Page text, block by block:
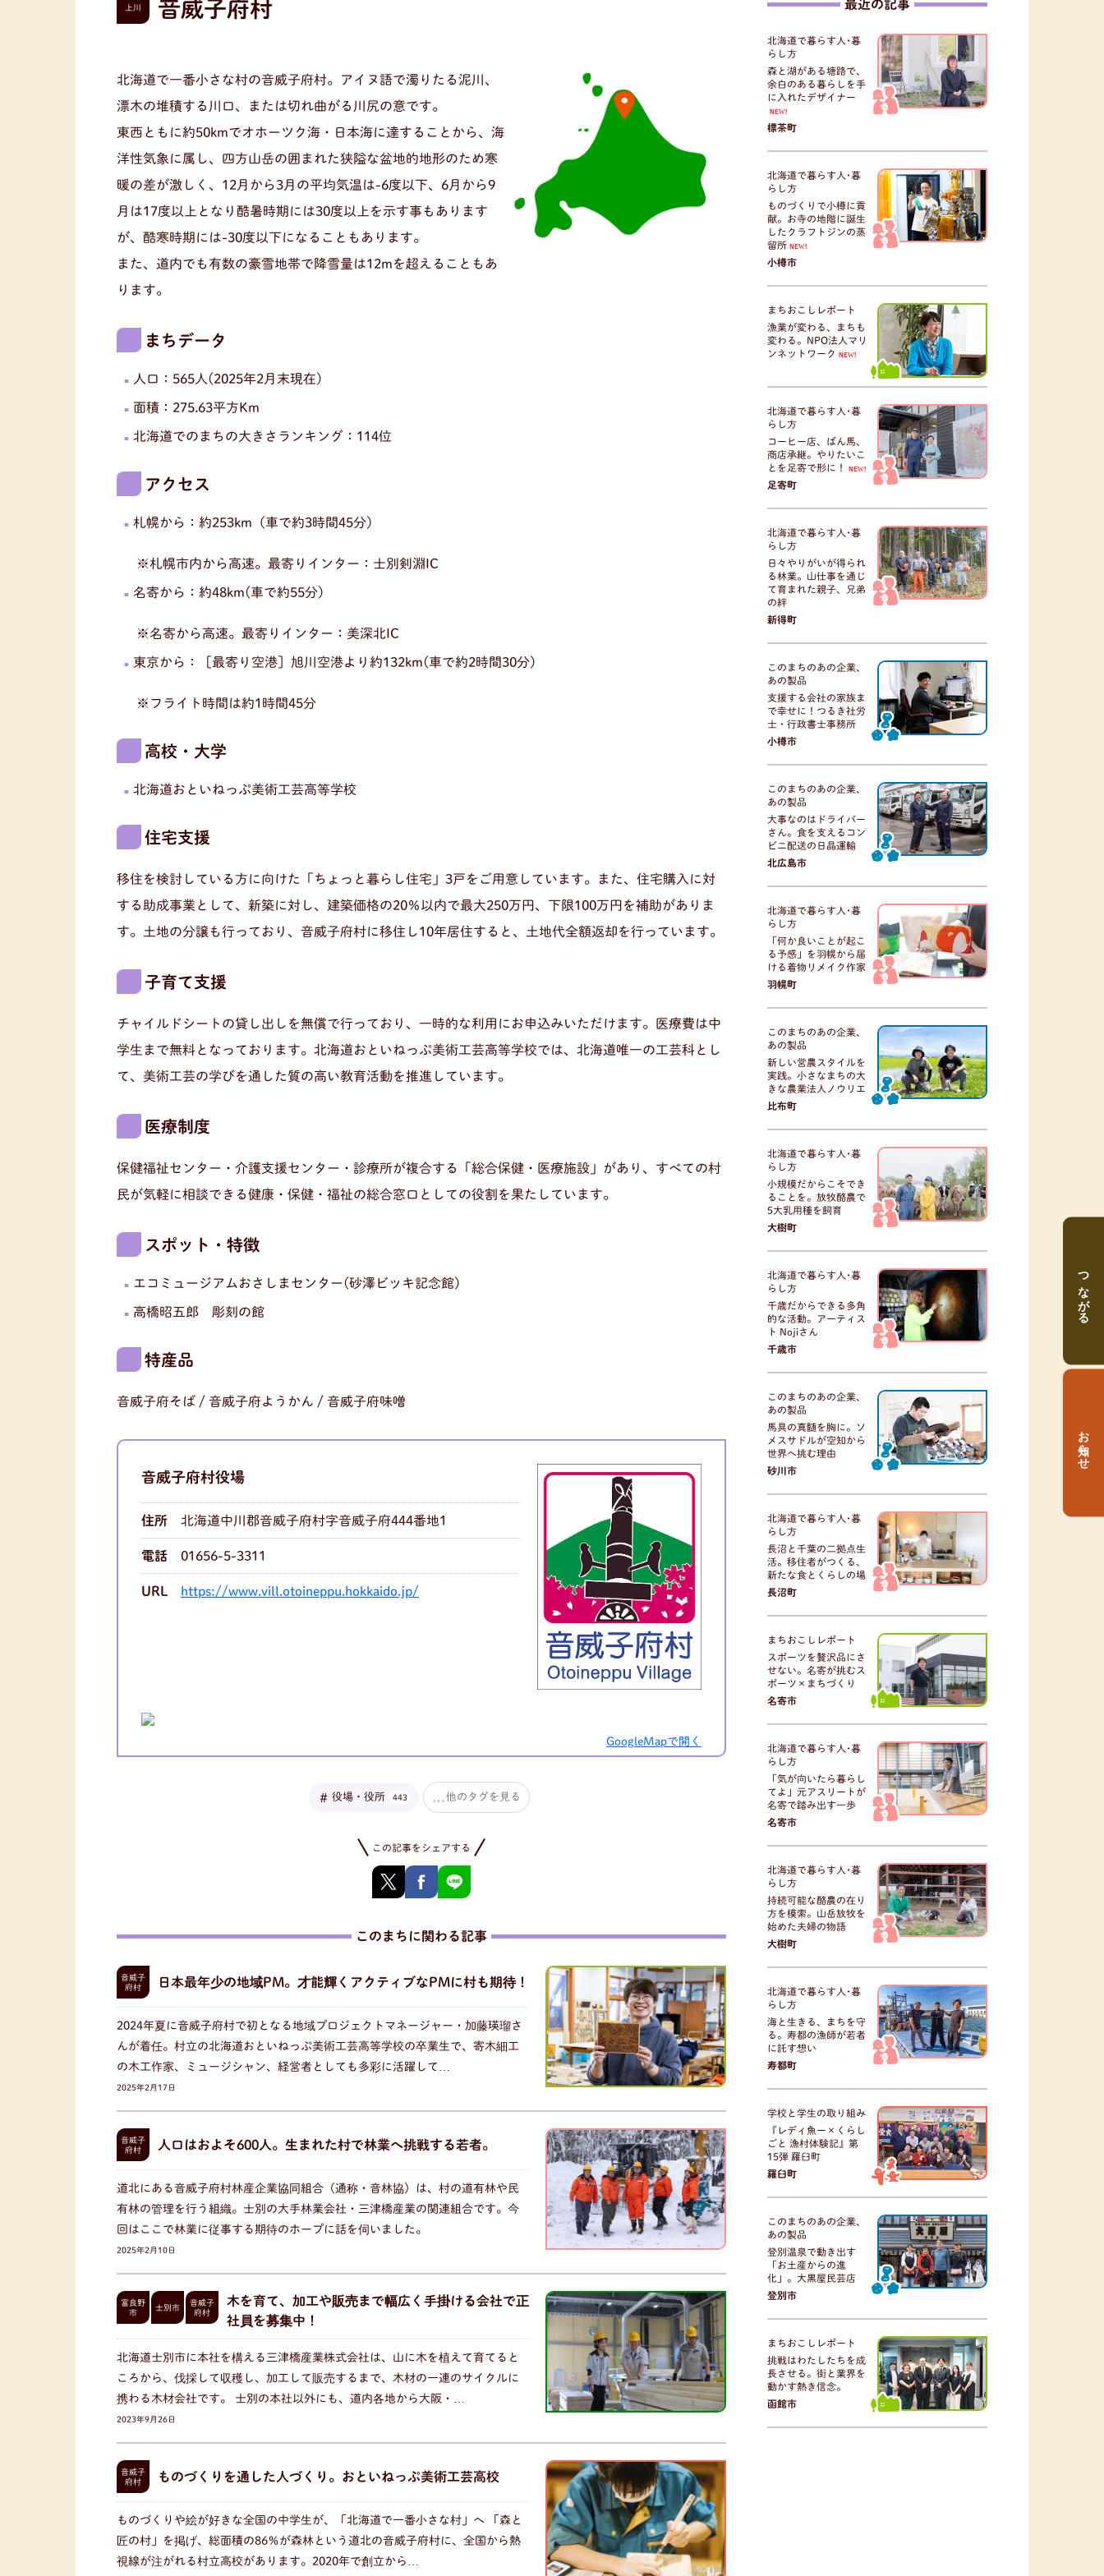
上川 音威子府村
北海道で一番小さな村の音威子府村。アイヌ語で濁りたる泥川、
漂木の堆積する川口、または切れ曲がる川尻の意です。
東西ともに約50kmでオホーツク海・日本海に達することから、海
洋性気象に属し、四方山岳の囲まれた狭隘な盆地的地形のため寒
暖の差が激しく、12月から3月の平均気温は-6度以下、6月から9
月は17度以上となり酷暑時期には30度以上を示す事もあります
が、酷寒時期には-30度以下になることもあります。
また、道内でも有数の豪雪地帯で降雪量は12mを超えることもあ
ります。
まちデータ
人口：565人(2025年2月末現在)
面積：275.63平方Km
北海道でのまちの大きさランキング：114位
アクセス
札幌から：約253km（車で約3時間45分）
※札幌市内から高速。最寄りインター：士別剣淵IC
名寄から：約48km(車で約55分)
※名寄から高速。最寄りインター：美深北IC
東京から：［最寄り空港］旭川空港より約132km(車で約2時間30分)
※フライト時間は約1時間45分
高校・大学
北海道おといねっぷ美術工芸高等学校
住宅支援
移住を検討している方に向けた「ちょっと暮らし住宅」3戸をご用意しています。また、住宅購入に対
する助成事業として、新築に対し、建築価格の20％以内で最大250万円、下限100万円を補助がありま
す。土地の分譲も行っており、音威子府村に移住し10年居住すると、土地代全額返却を行っています。
子育て支援
チャイルドシートの貸し出しを無償で行っており、一時的な利用にお申込みいただけます。医療費は中
学生まで無料となっております。北海道おといねっぷ美術工芸高等学校では、北海道唯一の工芸科とし
て、美術工芸の学びを通した質の高い教育活動を推進しています。
医療制度
保健福祉センター・介護支援センター・診療所が複合する「総合保健・医療施設」があり、すべての村
民が気軽に相談できる健康・保健・福祉の総合窓口としての役割を果たしています。
スポット・特徴
エコミュージアムおさしまセンター(砂澤ビッキ記念館)
高橋昭五郎 彫刻の館
特産品
音威子府そば / 音威子府ようかん / 音威子府味噌
音威子府村役場
住所 北海道中川郡音威子府村字音威子府444番地1
電話 01656-5-3311
URL https://www.vill.otoineppu.hokkaido.jp/
GoogleMapで開く
役場・役所 443 他のタグを見る
この記事をシェアする
このまちに関わる記事
音威子
府村
日本最年少の地域PM。才能輝くアクティブなPMに村も期待！
2024年夏に音威子府村で初となる地域プロジェクトマネージャー・加藤瑛瑠さ
んが着任。村立の北海道おといねっぷ美術工芸高等学校の卒業生で、寄木細工
の木工作家、ミュージシャン、経営者としても多彩に活躍して…
2025年2月17日
音威子
府村
人口はおよそ600人。生まれた村で林業へ挑戦する若者。
道北にある音威子府村林産企業協同組合（通称・音林協）は、村の道有林や民
有林の管理を行う組織。士別の大手林業会社・三津橋産業の関連組合です。今
回はここで林業に従事する期待のホープに話を伺いました。
2025年2月10日
富良野
市
士別市
音威子
府村
木を育て、加工や販売まで幅広く手掛ける会社で正
社員を募集中！
北海道士別市に本社を構える三津橋産業株式会社は、山に木を植えて育てると
ころから、伐採して収穫し、加工して販売するまで、木材の一連のサイクルに
携わる木材会社です。 士別の本社以外にも、道内各地から大阪・…
2023年9月26日
音威子
府村
ものづくりを通した人づくり。おといねっぷ美術工芸高校
ものづくりや絵が好きな全国の中学生が、「北海道で一番小さな村」へ 「森と
匠の村」を掲げ、総面積の86％が森林という道北の音威子府村に、全国から熱
視線が注がれる村立高校があります。2020年で創立から…
最近の記事
北海道で暮らす人･暮
らし方
森と湖がある塘路で、
余白のある暮らしを手
に入れたデザイナー
NEW!
標茶町
北海道で暮らす人･暮
らし方
ものづくりで小樽に貢
献。お寺の地階に誕生
したクラフトジンの蒸
留所 NEW!
小樽市
まちおこしレポート
漁業が変わる、まちも
変わる。NPO法人マリ
ンネットワーク
NEW!
北海道で暮らす人･暮
らし方
コーヒー店、ばん馬、
商店承継。やりたいこ
とを足寄で形に！
NEW!
足寄町
北海道で暮らす人･暮
らし方
日々やりがいが得られ
る林業。山仕事を通じ
て育まれた親子、兄弟
の絆
新得町
このまちのあの企業、
あの製品
支援する会社の家族ま
で幸せに！つるき社労
士・行政書士事務所
小樽市
このまちのあの企業、
あの製品
大事なのはドライバー
さん。食を支えるコン
ビニ配送の日晶運輸
北広島市
北海道で暮らす人･暮
らし方
「何か良いことが起こ
る予感」を羽幌から届
ける着物リメイク作家
羽幌町
このまちのあの企業、
あの製品
新しい営農スタイルを
実践。小さなまちの大
きな農業法人ノウリエ
比布町
北海道で暮らす人･暮
らし方
小規模だからこそでき
ることを。放牧酪農で
5大乳用種を飼育
大樹町
北海道で暮らす人･暮
らし方
千歳だからできる多角
的な活動。アーティス
ト Nojiさん
千歳市
このまちのあの企業、
あの製品
馬具の真髄を胸に。ソ
メスサドルが空知から
世界へ挑む理由
砂川市
北海道で暮らす人･暮
らし方
長沼と千葉の二拠点生
活。移住者がつくる、
新たな食とくらしの場
長沼町
まちおこしレポート
スポーツを贅沢品にさ
せない。名寄が挑むス
ポーツ×まちづくり
名寄市
北海道で暮らす人･暮
らし方
「気が向いたら暮らし
てよ」元アスリートが
名寄で踏み出す一歩
名寄市
北海道で暮らす人･暮
らし方
持続可能な酪農の在り
方を模索。山岳放牧を
始めた夫婦の物語
大樹町
北海道で暮らす人･暮
らし方
海と生きる、まちを守
る。寿都の漁師が若者
に託す想い
寿都町
学校と学生の取り組み
『レディ魚ー×くらし
ごと 漁村体験記』第
15弾 羅臼町
羅臼町
このまちのあの企業、
あの製品
登別温泉で動き出す
「お土産からの進
化」。大黒屋民芸店
登別市
まちおこしレポート
挑戦はわたしたちを成
長させる。街と業界を
動かす熱き信念。
函館市
つながる
お知らせ